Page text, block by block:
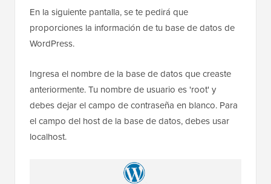
En la siguiente pantalla, se te pedirá que
proporciones la información de tu base de datos de
WordPress.
Ingresa el nombre de la base de datos que creaste
anteriormente. Tu nombre de usuario es 'root' y
debes dejar el campo de contraseña en blanco. Para
el campo del host de la base de datos, debes usar
localhost.